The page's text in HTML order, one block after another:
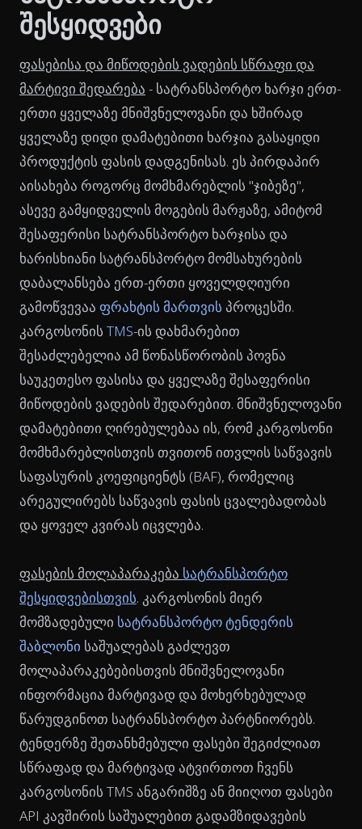
შესყიდვები
ფასებისა და მიწოდების ვადების სწრაფი და
მარტივი შედარება - სატრანსპორტო ხარჯი ერთ-
ერთი ყველაზე მნიშვნელოვანი და ხშირად
ყველაზე დიდი დამატებითი ხარჯია გასაყიდი
პროდუქტის ფასის დადგენისას. ეს პირდაპირ
აისახება როგორც მომხმარებლის "ჯიბეზე",
ასევე გამყიდველის მოგების მარჟაზე, ამიტომ
შესაფერისი სატრანსპორტო ხარჯისა და
ხარისხიანი სატრანსპორტო მომსახურების
დაბალანსება ერთ-ერთი ყოველდღიური
გამოწვევაა ფრახტის მართვის პროცესში.
კარგოსონის TMS-ის დახმარებით
შესაძლებელია ამ წონასწორობის პოვნა
საუკეთესო ფასისა და ყველაზე შესაფერისი
მიწოდების ვადების შედარებით. მნიშვნელოვანი
დამატებითი ღირებულებაა ის, რომ კარგოსონი
მომხმარებლისთვის თვითონ ითვლის საწვავის
საფასურის კოეფიციენტს (BAF), რომელიც
არეგულირებს საწვავის ფასის ცვალებადობას
და ყოველ კვირას იცვლება.
ფასების მოლაპარაკება სატრანსპორტო
შესყიდვებისთვის. კარგოსონის მიერ
მომზადებული სატრანსპორტო ტენდერის
შაბლონი საშუალებას გაძლევთ
მოლაპარაკებებისთვის მნიშვნელოვანი
ინფორმაცია მარტივად და მოხერხებულად
წარუდგინოთ სატრანსპორტო პარტნიორებს.
ტენდერზე შეთანხმებული ფასები შეგიძლიათ
სწრაფად და მარტივად ატვირთოთ ჩვენს
კარგოსონის TMS ანგარიშზე ან მიიღოთ ფასები
API კავშირის საშუალებით გადამზიდავების